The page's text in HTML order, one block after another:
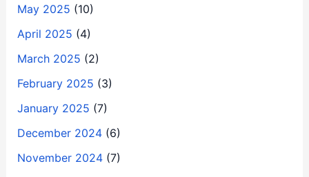
May 2025 (10)
April 2025 (4)
March 2025 (2)
February 2025 (3)
January 2025 (7)
December 2024(6)
November 2024(7)